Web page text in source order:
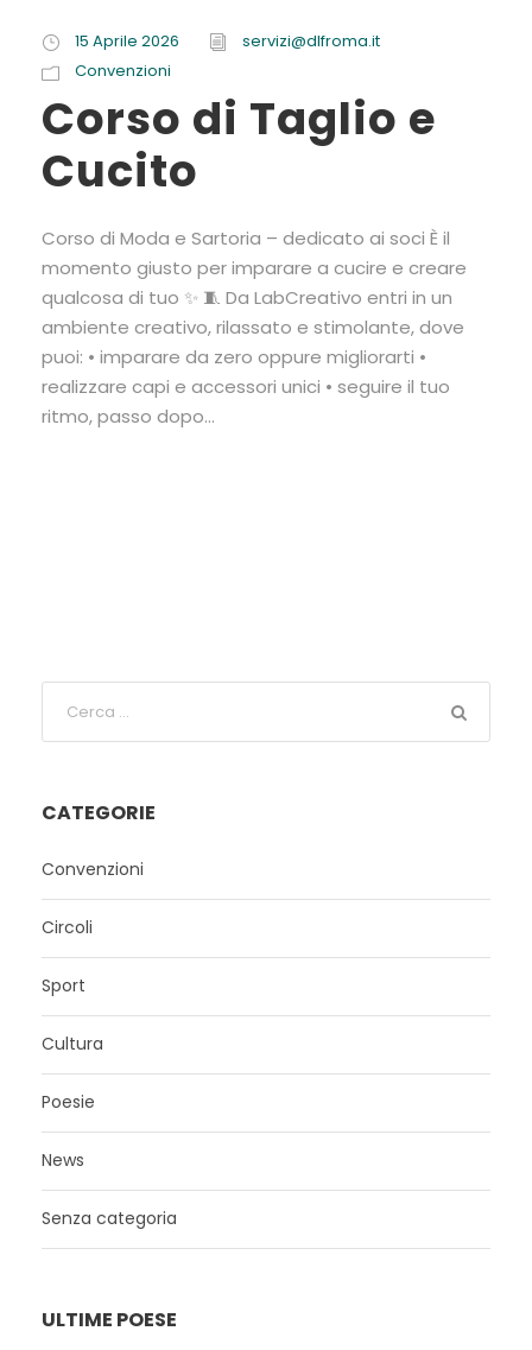
15 Aprile 2026
servizi@dlfroma.it
Convenzioni
Corso di Taglio e
Cucito
Corso di Moda e Sartoria – dedicato ai soci È il
momento giusto per imparare a cucire e creare
qualcosa di tuo ✨ 🧵 Da LabCreativo entri in un
ambiente creativo, rilassato e stimolante, dove
puoi: • imparare da zero oppure migliorarti •
realizzare capi e accessori unici • seguire il tuo
ritmo, passo dopo...
CATEGORIE
Convenzioni
Circoli
Sport
Cultura
Poesie
News
Senza categoria
ULTIME POESE